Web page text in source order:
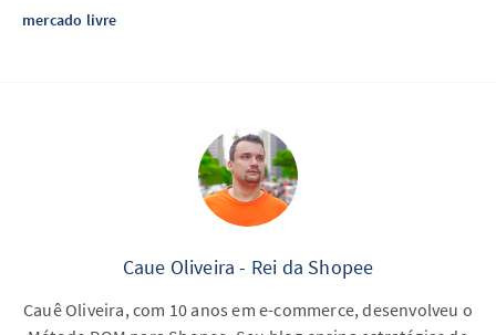
mercado livre
Caue Oliveira - Rei da Shopee
Cauê Oliveira, com 10 anos em e-commerce, desenvolveu o